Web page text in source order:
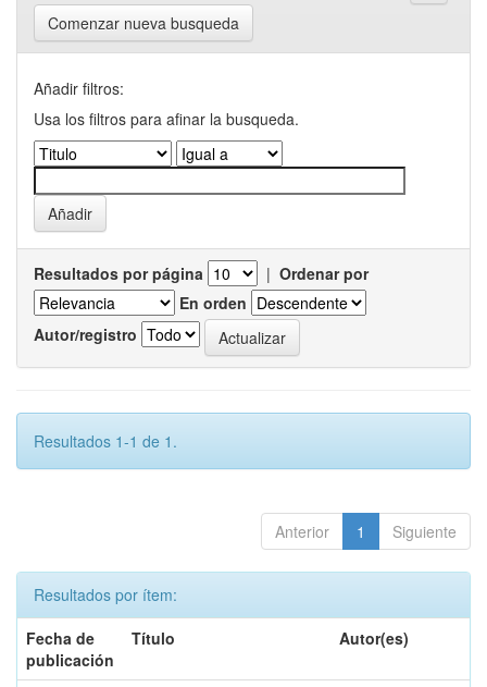
Comenzar nueva busqueda
Añadir filtros:
Usa los filtros para afinar la busqueda.
Resultados por página | Ordenar por
En orden
Autor/registro
Resultados 1-1 de 1.
Anterior 1 Siguiente
Resultados por ítem:
Fecha de
publicación
Título Autor(es)